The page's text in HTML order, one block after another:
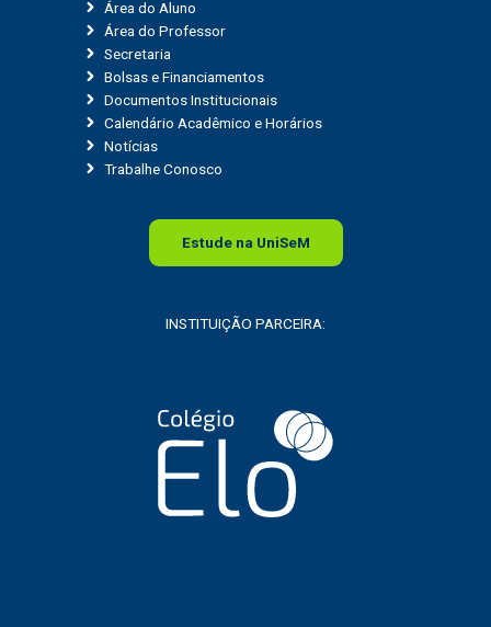
Área do Aluno
Área do Professor
Secretaria
Bolsas e Financiamentos
Documentos Institucionais
Calendário Acadêmico e Horários
Notícias
Trabalhe Conosco
Estude na UniSeM
INSTITUIÇÃO PARCEIRA: